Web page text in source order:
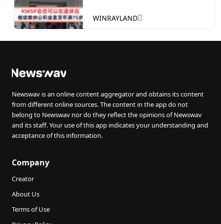
WINRAYLAND
Newswav is an online content aggregator and obtains its content
from different online sources. The content in the app do not
belong to Newswav nor do they reflect the opinions of Newswav
and its staff. Your use of this app indicates your understanding and
acceptance of this information.
Company
Creator
About Us
Terms of Use